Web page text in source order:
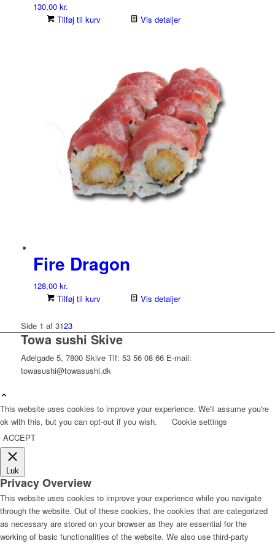
130,00 kr.
Tilføj til kurv
Vis detaljer
Fire Dragon
128,00 kr.
Tilføj til kurv
Vis detaljer
Side 1 af 3123
Towa sushi Skive
Adelgade 5, 7800 Skive Tlf: 53 56 08 66 E-mail:
towasushi@towasushi.dk
This website uses cookies to improve your experience. We'll assume you're
ok with this, but you can opt-out if you wish.
Cookie settings
ACCEPT
Luk
Privacy Overview
This website uses cookies to improve your experience while you navigate
through the website. Out of these cookies, the cookies that are categorized
as necessary are stored on your browser as they are essential for the
working of basic functionalities of the website. We also use third-party